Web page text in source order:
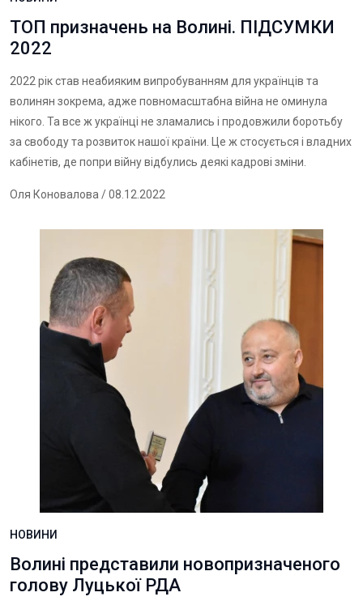
ТОП призначень на Волині. ПІДСУМКИ
2022
2022 рік став неабияким випробуванням для українців та
волинян зокрема, адже повномасштабна війна не оминула
нікого. Та все ж українці не зламались і продовжили боротьбу
за свободу та розвиток нашої країни. Це ж стосується і владних
кабінетів, де попри війну відбулись деякі кадрові зміни.
Оля Коновалова / 08.12.2022
НОВИНИ
Волині представили новопризначеного
голову Луцької РДА